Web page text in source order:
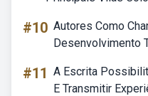
#10 Autores Como
Desenvolvimento
#11 A Escrita
E Transmitir